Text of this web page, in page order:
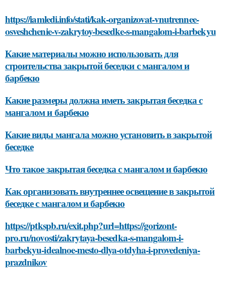
https://iamledi.info/stati/kak-organizovat-vnutrennee-
osveshchenie-v-zakrytoy-besedke-s-mangalom-i-barbekyu
Какие материалы можно использовать для
строительства закрытой беседки с мангалом и
барбекю
Какие размеры должна иметь закрытая беседка с
мангалом и барбекю
Какие виды мангала можно установить в закрытой
беседке
Что такое закрытая беседка с мангалом и барбекю
Как организовать внутреннее освещение в закрытой
беседке с мангалом и барбекю
https://ptkspb.ru/exit.php?url=https://gorizont-
pro.ru/novosti/zakrytaya-besedka-s-mangalom-i-
barbekyu-idealnoe-mesto-dlya-otdyha-i-provedeniya-
prazdnikov